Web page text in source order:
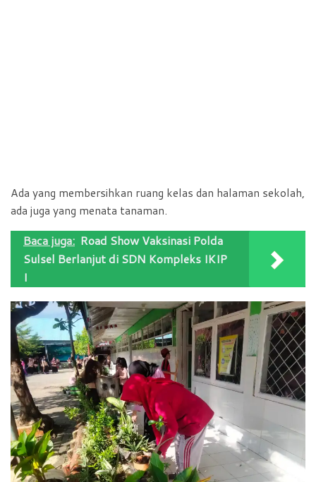
Ada yang membersihkan ruang kelas dan halaman sekolah,
ada juga yang menata tanaman.
Baca juga: Road Show Vaksinasi Polda
Sulsel Berlanjut di SDN Kompleks IKIP
I